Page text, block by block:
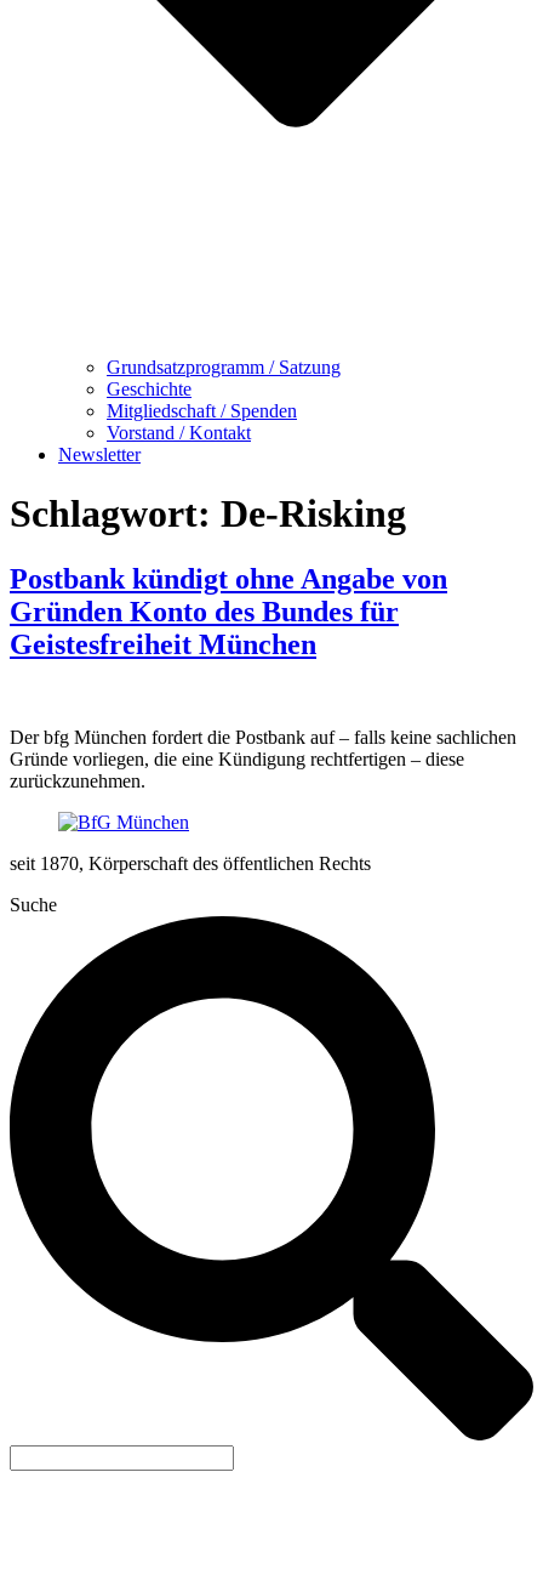
Grundsatzprogramm / Satzung
Geschichte
Mitgliedschaft / Spenden
Vorstand / Kontakt
Newsletter
Schlagwort: De-Risking
Postbank kündigt ohne Angabe von
Gründen Konto des Bundes für
Geistesfreiheit München
Der bfg München fordert die Postbank auf – falls keine sachlichen
Gründe vorliegen, die eine Kündigung rechtfertigen – diese
zurückzunehmen.
seit 1870, Körperschaft des öffentlichen Rechts
Suche